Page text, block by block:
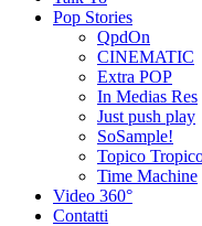
Pop Stories
QpdOn
CINEMATIC
Extra POP
In Medias Res
Just push play
SoSample!
Topico
Time Machine
Video 360°
Contatti